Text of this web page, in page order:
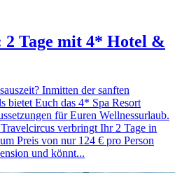
2 Tage mit 4* Hotel &
Inmitten der sanften
bietet Euch das 4* Spa Resort
für Euren Wellnessurlaub.
verbringt Ihr 2 Tage in
Preis von nur 124 € pro Person
und könnt...